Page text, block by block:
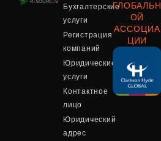
Бухгалтерские
услуги
Регистрация
компаний
Юридические
услуги
Контактное
лицо
Юридический
адрес
ГЛОБАЛЬН
ОЙ
АССОЦИА
ЦИИ